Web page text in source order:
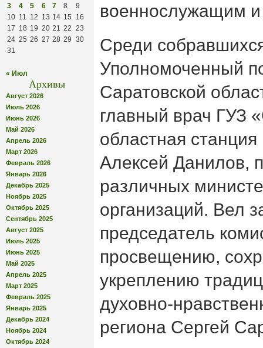
3
4 5 6 7 8
9
10 11 12 13 14 15
16
17 18 19 20 21 22 23
24 25 26 27 28 29 30
31
« Июл
Архивы
Август 2026
Июль 2026
Июнь 2026
Май 2026
Апрель 2026
Март 2026
Февраль 2026
Январь 2026
Декабрь 2025
Ноябрь 2025
Октябрь 2025
Сентябрь 2025
Август 2025
Июль 2025
Июнь 2025
Май 2025
Апрель 2025
Март 2025
Февраль 2025
Январь 2025
Декабрь 2024
Ноябрь 2024
Октябрь 2024
военнослужащим и
Среди
Уполномоченный
Саратовской
главный врач ГУЗ
областная
Алексей Данилов,
различных
организаций. Вел
председатель
просвещению,
укреплению
духовно-
региона Сергей